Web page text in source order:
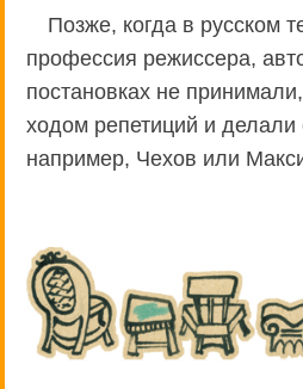
Позже, когда в русском
профессия режиссера,
постановках не
ходом репетиций и делали
например, Чехов или